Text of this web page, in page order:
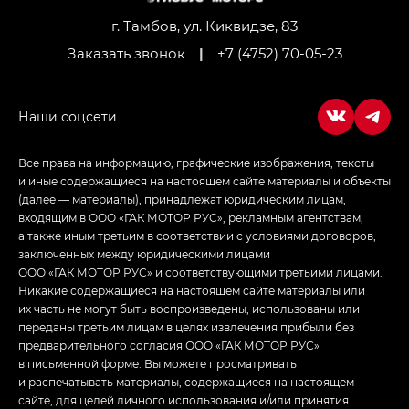
Джи Икс ПРЕМИУМ — GX PREMIUM, ЛАУНЖ —
Empow — Эмпау (Empow) в комплектации
г. Тамбов, ул. Киквидзе, 83
Заказать звонок
| +7 (4752) 70-05-23
Все права на информацию, графические изображения, тексты
и иные содержащиеся на настоящем сайте материалы и объекты
(далее — материалы), принадлежат юридическим лицам,
входящим в ООО «ГАК МОТОР РУС», рекламным агентствам,
а также иным третьим в соответствии с условиями договоров,
заключенных между юридическими лицами
ООО «ГАК МОТОР РУС» и соответствующими третьими лицами.
Никакие содержащиеся на настоящем сайте материалы или
их часть не могут быть воспроизведены, использованы или
переданы третьим лицам в целях извлечения прибыли без
предварительного согласия ООО «ГАК МОТОР РУС»
в письменной форме. Вы можете просматривать
и распечатывать материалы, содержащиеся на настоящем
сайте, для целей личного использования и/или принятия